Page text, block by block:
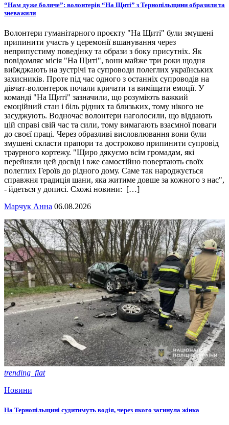
“Нам дуже боляче”: волонтерів “На Щиті” з Тернопільщини образили та
зневажили
Волонтери гуманітарного проєкту "На Щиті" були змушені
припинити участь у церемонії вшанування через
неприпустиму поведінку та образи з боку присутніх. Як
повідомляє місія "На Щиті", вони майже три роки щодня
виїжджають на зустрічі та супроводи полеглих українських
захисників. Проте під час одного з останніх супроводів на
дівчат-волонтерок почали кричати та виміщати емоції. У
команді "На Щиті" зазначили, що розуміють важкий
емоційний стан і біль рідних та близьких, тому нікого не
засуджують. Водночас волонтери наголосили, що віддають
цій справі свій час та сили, тому вимагають взаємної поваги
до своєї праці. Через образливі висловлювання вони були
змушені скласти прапори та достроково припинити супровід
траурного кортежу. "Щиро дякуємо всім громадам, які
перейняли цей досвід і вже самостійно повертають своїх
полеглих Героїв до рідного дому. Саме так народжується
справжня традиція шани, яка житиме довше за кожного з нас",
- йдеться у дописі. Схожі новини: […]
Марчук Анна 06.08.2026
trending_flat
Новини
На Тернопільщині судитимуть водія, через якого загинула жінка